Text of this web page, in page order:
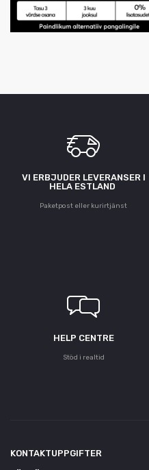
VI ERBJUDER LEVERANSER I
HELA ESTLAND
Paketpost eller kurirtjänst
HELP CENTRE
Stöd i realtid
KONTAKTUPPGIFTER